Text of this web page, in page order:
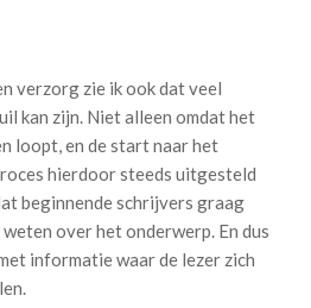
verzorg zie ik ook dat veel
kan zijn. Niet alleen omdat het
loopt, en de start naar het
hierdoor steeds uitgesteld
beginnende schrijvers graag
over het onderwerp. En dus
informatie waar de lezer zich